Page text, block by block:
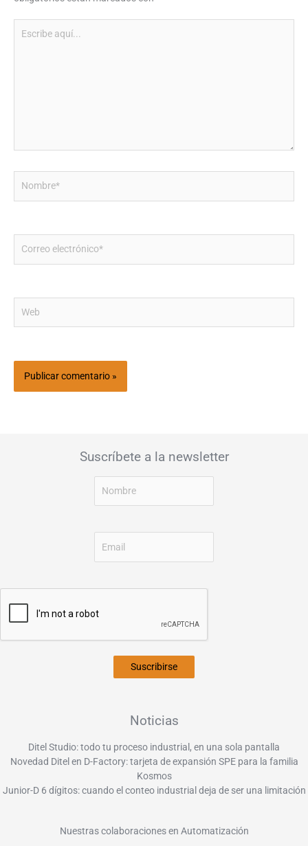
aquí...
electrónico*
Suscríbete a la newsletter
Suscribirse
Noticias
Ditel Studio: todo tu proceso industrial, en una sola pantalla
Novedad Ditel en D-Factory: tarjeta de expansión SPE para la familia
Kosmos
Junior-D 6 dígitos: cuando el conteo industrial deja de ser una limitación
Nuestras colaboraciones en Automatización